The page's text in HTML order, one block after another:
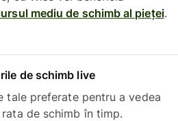
mediu de schimb al pieței.
de schimb live
tale preferate pentru a vedea
de schimb în timp.